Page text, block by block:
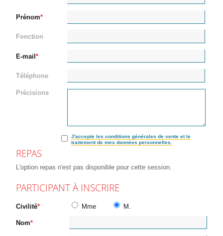
Prénom
Fonction
E-mail
Téléphone
Précisions
J'accepte les conditions générales de vente et le
traitement de mes données personnelles.
REPAS
L'option repas n'est pas disponible pour cette session.
PARTICIPANT À INSCRIRE
Civilité Mme M.
Nom